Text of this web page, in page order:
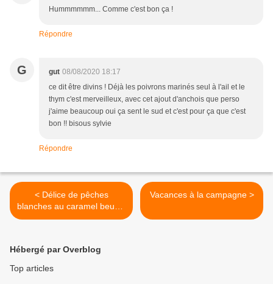
Hummmmmm... Comme c'est bon ça !
Répondre
G gut 08/08/2020 18:17
ce dit être divins ! Déjà les poivrons marinés seul à l'ail et le
thym c'est merveilleux, avec cet ajout d'anchois que perso
j'aime beaucoup oui ça sent le sud et c'est pour ça que c'est
bon !! bisous sylvie
Répondre
< Délice de pêches
blanches au caramel beurre
salé
Vacances à la campagne >
Hébergé par Overblog
Top articles